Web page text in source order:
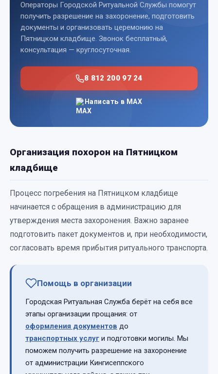
Операторы Городской Ритуальной Службы помогут
получить разрешение на захоронение, подготовить
документы и организовать церемонию на
Пятницком кладбище. Звонок бесплатный,
консультация — круглосуточная.
8 812 200 97 24
Написать в MAX
Организация похорон на Пятницком
кладбище
Процесс погребения на Пятницком кладбище
начинается с обращения в администрацию для
утверждения места захоронения. Важно заранее
подготовить пакет документов и, при необходимости,
согласовать время прибытия ритуального транспорта.
Помощь в организации
Городская Ритуальная Служба берёт на себя все
этапы организации прощания: от
оформления документов до
транспортных услуг и подготовки могилы. Мы
поможем получить разрешение на захоронение
от администрации Кингисеппского